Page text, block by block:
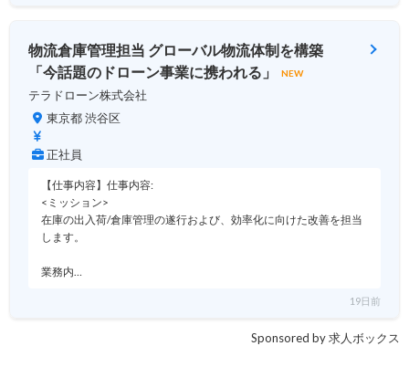
物流倉庫管理担当 グローバル物流体制を構築
「今話題のドローン事業に携われる」
NEW
テラドローン株式会社
東京都 渋谷区
正社員
【仕事内容】仕事内容:
<ミッション>
在庫の出入荷/倉庫管理の遂行および、効率化に向けた改善を担当
します。
業務内…
19日前
Sponsored by 求人ボックス